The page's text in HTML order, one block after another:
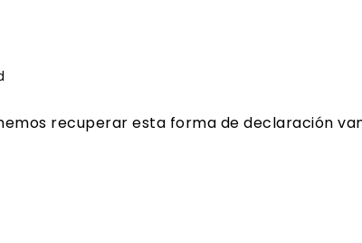
recuperar esta forma de declaración